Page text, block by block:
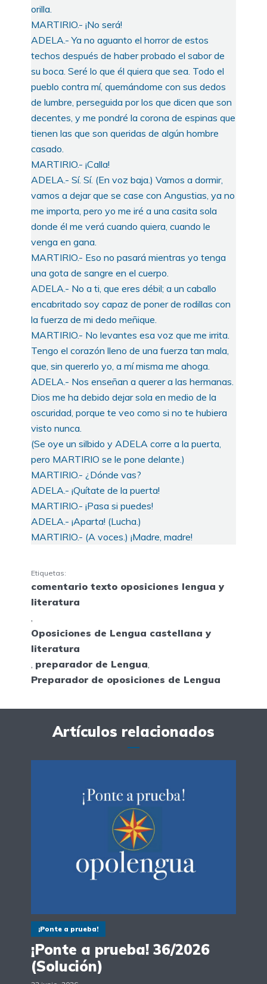
orilla.
MARTIRIO.- ¡No será!
ADELA.- Ya no aguanto el horror de estos
techos después de haber probado el sabor de
su boca. Seré lo que él quiera que sea. Todo el
pueblo contra mí, quemándome con sus dedos
de lumbre, perseguida por los que dicen que son
decentes, y me pondré la corona de espinas que
tienen las que son queridas de algún hombre
casado.
MARTIRIO.- ¡Calla!
ADELA.- Sí. Sí. (En voz baja.) Vamos a dormir,
vamos a dejar que se case con Angustias, ya no
me importa, pero yo me iré a una casita sola
donde él me verá cuando quiera, cuando le
venga en gana.
MARTIRIO.- Eso no pasará mientras yo tenga
una gota de sangre en el cuerpo.
ADELA.- No a ti, que eres débil; a un caballo
encabritado soy capaz de poner de rodillas con
la fuerza de mi dedo meñique.
MARTIRIO.- No levantes esa voz que me irrita.
Tengo el corazón lleno de una fuerza tan mala,
que, sin quererlo yo, a mí misma me ahoga.
ADELA.- Nos enseñan a querer a las hermanas.
Dios me ha debido dejar sola en medio de la
oscuridad, porque te veo como si no te hubiera
visto nunca.
(Se oye un silbido y ADELA corre a la puerta,
pero MARTIRIO se le pone delante.)
MARTIRIO.- ¿Dónde vas?
ADELA.- ¡Quítate de la puerta!
MARTIRIO.- ¡Pasa si puedes!
ADELA.- ¡Aparta! (Lucha.)
MARTIRIO.- (A voces.) ¡Madre, madre!
Etiquetas:
comentario texto oposiciones lengua y
literatura
,
Oposiciones de Lengua castellana y
literatura
, preparador de Lengua,
Preparador de oposiciones de Lengua
Artículos relacionados
¡Ponte a prueba!
¡Ponte a prueba! 36/2026
(Solución)